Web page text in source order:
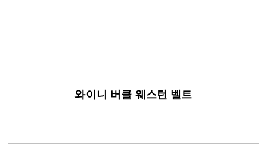
와이니 버클 웨스턴 벨트